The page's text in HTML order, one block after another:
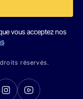
vous acceptez nos
réservés.